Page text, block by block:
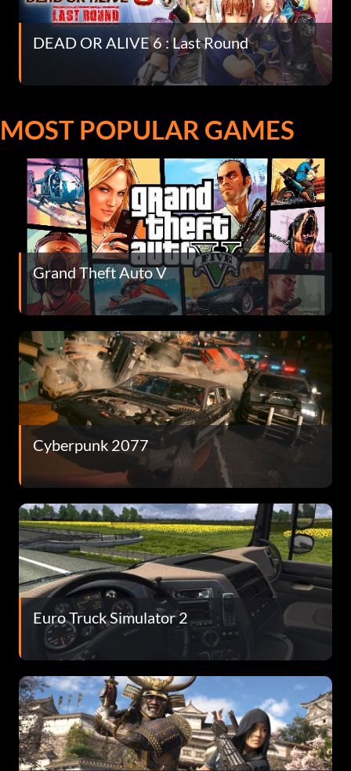
DEAD OR ALIVE 6 : Last Round
MOST POPULAR GAMES
Grand Theft Auto V
Cyberpunk 2077
Euro Truck Simulator 2